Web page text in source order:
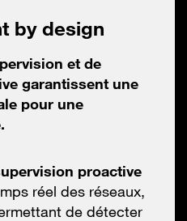
by design
et de
garantissent une
pour une
proactive
réel des réseaux,
de détecter